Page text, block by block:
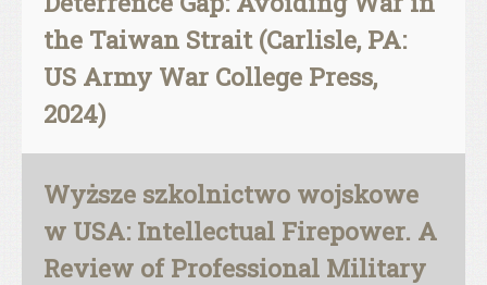
the Taiwan Strait (Carlisle, PA:
US Army War College Press,
2024)
Wyższe szkolnictwo wojskowe
w USA: Intellectual Firepower. A
Review of Professional Military